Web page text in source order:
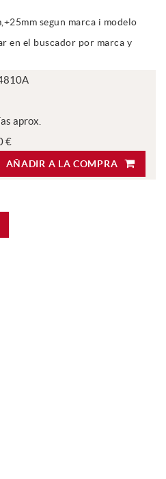
segun marca i modelo
en el buscador por marca y
aprox.
€
AÑADIR A LA COMPRA